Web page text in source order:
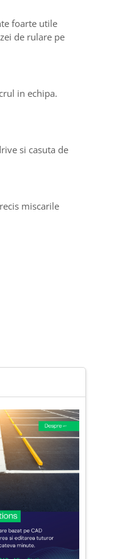
foarte utile
de rulare pe
in echipa.
si casuta de
miscarile